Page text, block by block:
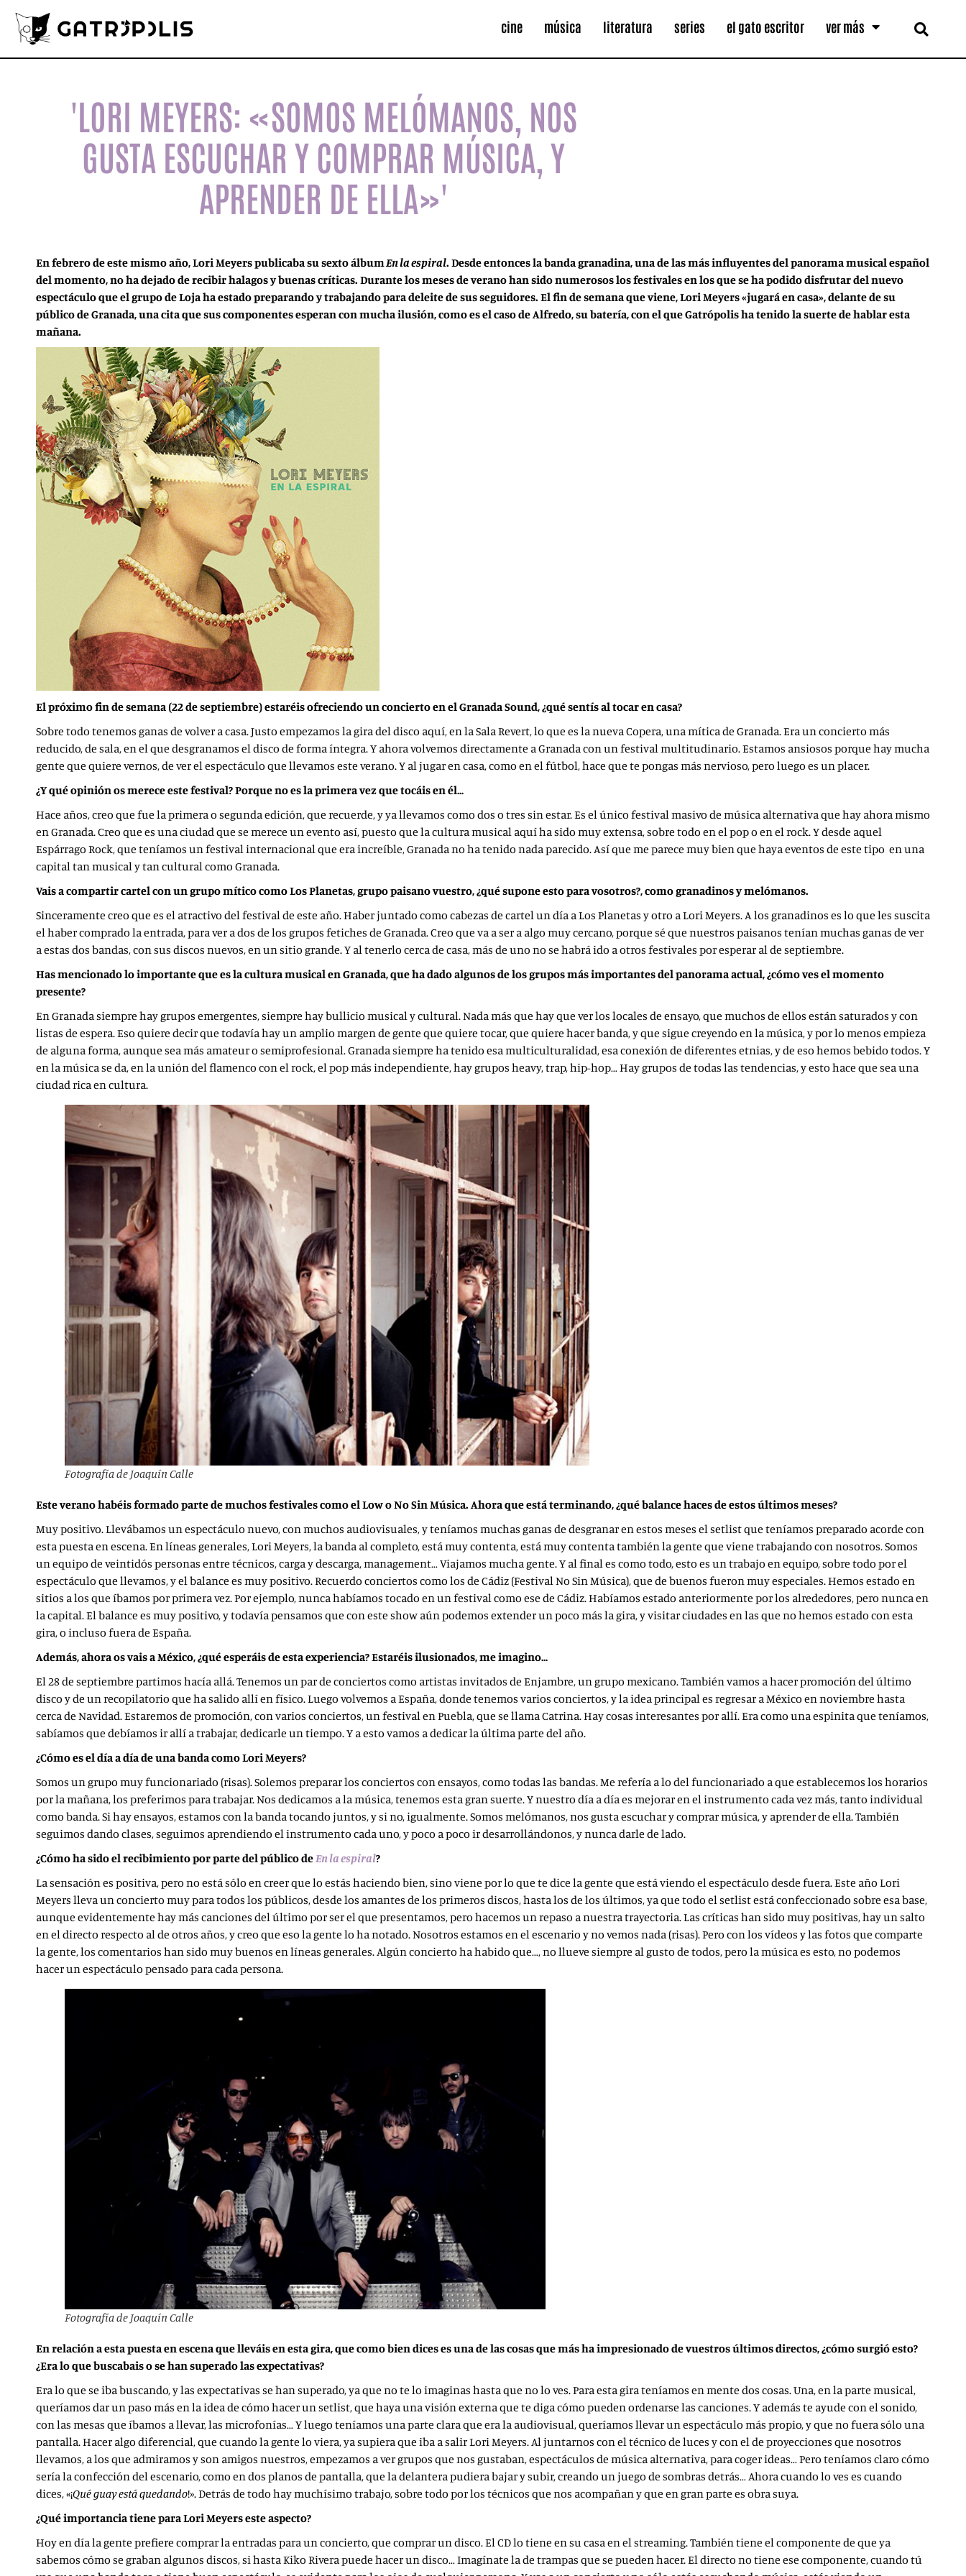
cine música literatura series el gato escritor ver más
'LORI MEYERS: «SOMOS MELÓMANOS, NOS
GUSTA ESCUCHAR Y COMPRAR MÚSICA, Y
APRENDER DE ELLA»'
En febrero de este mismo año, Lori Meyers publicaba su sexto álbumEn la espiral. Desde entonces la banda granadina, una de las más influyentes del panorama musical español
del momento, no ha dejado de recibir halagos y buenas críticas. Durante los meses de verano han sido numerosos los festivales en los que se ha podido disfrutar del nuevo
espectáculo que el grupo de Loja ha estado preparando y trabajando para deleite de sus seguidores. El fin de semana que viene, Lori Meyers «jugará en casa», delante de su
público de Granada, una cita que sus componentes esperan con mucha ilusión, como es el caso de Alfredo, su batería, con el que Gatrópolis ha tenido la suerte de hablar esta
mañana.
El próximo fin de semana (22 de septiembre) estaréis ofreciendo un concierto en el Granada Sound, ¿qué sentís al tocar en casa?
Sobre todo tenemos ganas de volver a casa. Justo empezamos la gira del disco aquí, en la Sala Revert, lo que es la nueva Copera, una mítica de Granada. Era un concierto más
reducido, de sala, en el que desgranamos el disco de forma íntegra. Y ahora volvemos directamente a Granada con un festival multitudinario. Estamos ansiosos porque hay mucha
gente que quiere vernos, de ver el espectáculo que llevamos este verano. Y al jugar en casa, como en el fútbol, hace que te pongas más nervioso, pero luego es un placer.
¿Y qué opinión os merece este festival? Porque no es la primera vez que tocáis en él…
Hace años, creo que fue la primera o segunda edición, que recuerde, y ya llevamos como dos o tres sin estar. Es el único festival masivo de música alternativa que hay ahora mismo
en Granada. Creo que es una ciudad que se merece un evento así, puesto que la cultura musical aquí ha sido muy extensa, sobre todo en el pop o en el rock. Y desde aquel
Espárrago Rock, que teníamos un festival internacional que era increíble, Granada no ha tenido nada parecido. Así que me parece muy bien que haya eventos de este tipo en una
capital tan musical y tan cultural como Granada.
Vais a compartir cartel con un grupo mítico como Los Planetas, grupo paisano vuestro, ¿qué supone esto para vosotros?, como granadinos y melómanos.
Sinceramente creo que es el atractivo del festival de este año. Haber juntado como cabezas de cartel un día a Los Planetas y otro a Lori Meyers. A los granadinos es lo que les suscita
el haber comprado la entrada, para ver a dos de los grupos fetiches de Granada. Creo que va a ser a algo muy cercano, porque sé que nuestros paisanos tenían muchas ganas de ver
a estas dos bandas, con sus discos nuevos, en un sitio grande. Y al tenerlo cerca de casa, más de uno no se habrá ido a otros festivales por esperar al de septiembre.
Has mencionado lo importante que es la cultura musical en Granada, que ha dado algunos de los grupos más importantes del panorama actual, ¿cómo ves el momento
presente?
En Granada siempre hay grupos emergentes, siempre hay bullicio musical y cultural. Nada más que hay que ver los locales de ensayo, que muchos de ellos están saturados y con
listas de espera. Eso quiere decir que todavía hay un amplio margen de gente que quiere tocar, que quiere hacer banda, y que sigue creyendo en la música, y por lo menos empieza
de alguna forma, aunque sea más amateur o semiprofesional. Granada siempre ha tenido esa multiculturalidad, esa conexión de diferentes etnias, y de eso hemos bebido todos. Y
en la música se da, en la unión del flamenco con el rock, el pop más independiente, hay grupos heavy, trap, hip-hop… Hay grupos de todas las tendencias, y esto hace que sea una
ciudad rica en cultura.
Fotografía de Joaquín Calle
Este verano habéis formado parte de muchos festivales como el Low o No Sin Música. Ahora que está terminando, ¿qué balance haces de estos últimos meses?
Muy positivo. Llevábamos un espectáculo nuevo, con muchos audiovisuales, y teníamos muchas ganas de desgranar en estos meses el setlist que teníamos preparado acorde con
esta puesta en escena. En líneas generales, Lori Meyers, la banda al completo, está muy contenta, está muy contenta también la gente que viene trabajando con nosotros. Somos
un equipo de veintidós personas entre técnicos, carga y descarga, management… Viajamos mucha gente. Y al final es como todo, esto es un trabajo en equipo, sobre todo por el
espectáculo que llevamos, y el balance es muy positivo. Recuerdo conciertos como los de Cádiz (Festival No Sin Música), que de buenos fueron muy especiales. Hemos estado en
sitios a los que íbamos por primera vez. Por ejemplo, nunca habíamos tocado en un festival como ese de Cádiz. Habíamos estado anteriormente por los alrededores, pero nunca en
la capital. El balance es muy positivo, y todavía pensamos que con este show aún podemos extender un poco más la gira, y visitar ciudades en las que no hemos estado con esta
gira, o incluso fuera de España.
Además, ahora os vais a México, ¿qué esperáis de esta experiencia? Estaréis ilusionados, me imagino…
El 28 de septiembre partimos hacía allá. Tenemos un par de conciertos como artistas invitados de Enjambre, un grupo mexicano. También vamos a hacer promoción del último
disco y de un recopilatorio que ha salido allí en físico. Luego volvemos a España, donde tenemos varios conciertos, y la idea principal es regresar a México en noviembre hasta
cerca de Navidad. Estaremos de promoción, con varios conciertos, un festival en Puebla, que se llama Catrina. Hay cosas interesantes por allí. Era como una espinita que teníamos,
sabíamos que debíamos ir allí a trabajar, dedicarle un tiempo. Y a esto vamos a dedicar la última parte del año.
¿Cómo es el día a día de una banda como Lori Meyers?
Somos un grupo muy funcionariado (risas). Solemos preparar los conciertos con ensayos, como todas las bandas. Me refería a lo del funcionariado a que establecemos los horarios
por la mañana, los preferimos para trabajar. Nos dedicamos a la música, tenemos esta gran suerte. Y nuestro día a día es mejorar en el instrumento cada vez más, tanto individual
como banda. Si hay ensayos, estamos con la banda tocando juntos, y si no, igualmente. Somos melómanos, nos gusta escuchar y comprar música, y aprender de ella. También
seguimos dando clases, seguimos aprendiendo el instrumento cada uno, y poco a poco ir desarrollándonos, y nunca darle de lado.
¿Cómo ha sido el recibimiento por parte del público de En la espiral?
La sensación es positiva, pero no está sólo en creer que lo estás haciendo bien, sino viene por lo que te dice la gente que está viendo el espectáculo desde fuera. Este año Lori
Meyers lleva un concierto muy para todos los públicos, desde los amantes de los primeros discos, hasta los de los últimos, ya que todo el setlist está confeccionado sobre esa base,
aunque evidentemente hay más canciones del último por ser el que presentamos, pero hacemos un repaso a nuestra trayectoria. Las críticas han sido muy positivas, hay un salto
en el directo respecto al de otros años, y creo que eso la gente lo ha notado. Nosotros estamos en el escenario y no vemos nada (risas). Pero con los vídeos y las fotos que comparte
la gente, los comentarios han sido muy buenos en líneas generales. Algún concierto ha habido que…, no llueve siempre al gusto de todos, pero la música es esto, no podemos
hacer un espectáculo pensado para cada persona.
Fotografía de Joaquín Calle
En relación a esta puesta en escena que lleváis en esta gira, que como bien dices es una de las cosas que más ha impresionado de vuestros últimos directos, ¿cómo surgió esto?
¿Era lo que buscabais o se han superado las expectativas?
Era lo que se iba buscando, y las expectativas se han superado, ya que no te lo imaginas hasta que no lo ves. Para esta gira teníamos en mente dos cosas. Una, en la parte musical,
queríamos dar un paso más en la idea de cómo hacer un setlist, que haya una visión externa que te diga cómo pueden ordenarse las canciones. Y además te ayude con el sonido,
con las mesas que íbamos a llevar, las microfonías… Y luego teníamos una parte clara que era la audiovisual, queríamos llevar un espectáculo más propio, y que no fuera sólo una
pantalla. Hacer algo diferencial, que cuando la gente lo viera, ya supiera que iba a salir Lori Meyers. Al juntarnos con el técnico de luces y con el de proyecciones que nosotros
llevamos, a los que admiramos y son amigos nuestros, empezamos a ver grupos que nos gustaban, espectáculos de música alternativa, para coger ideas… Pero teníamos claro cómo
sería la confección del escenario, como en dos planos de pantalla, que la delantera pudiera bajar y subir, creando un juego de sombras detrás… Ahora cuando lo ves es cuando
dices, «¡Qué guay está quedando!». Detrás de todo hay muchísimo trabajo, sobre todo por los técnicos que nos acompañan y que en gran parte es obra suya.
¿Qué importancia tiene para Lori Meyers este aspecto?
Hoy en día la gente prefiere comprar la entradas para un concierto, que comprar un disco. El CD lo tiene en su casa en el streaming. También tiene el componente de que ya
sabemos cómo se graban algunos discos, si hasta Kiko Rivera puede hacer un disco… Imagínate la de trampas que se pueden hacer. El directo no tiene ese componente, cuando tú